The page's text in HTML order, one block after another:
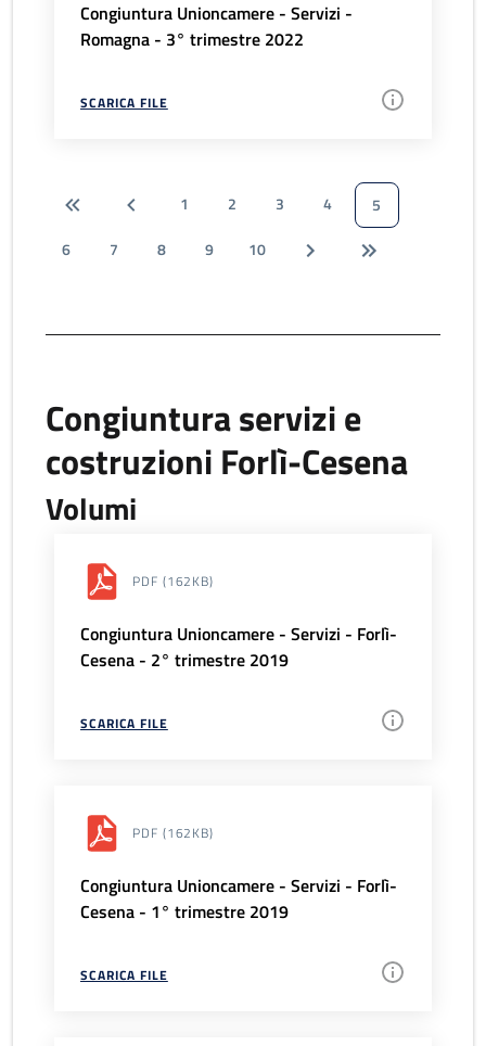
Congiuntura Unioncamere - Servizi -
Romagna - 3° trimestre 2022
SCARICA FILE
1 2 3 4
5
6
7 8 9 10
Congiuntura servizi e
costruzioni Forlì-Cesena
Volumi
PDF (162KB)
Congiuntura Unioncamere - Servizi - Forlì-
Cesena - 2° trimestre 2019
SCARICA FILE
PDF (162KB)
Congiuntura Unioncamere - Servizi - Forlì-
Cesena - 1° trimestre 2019
SCARICA FILE